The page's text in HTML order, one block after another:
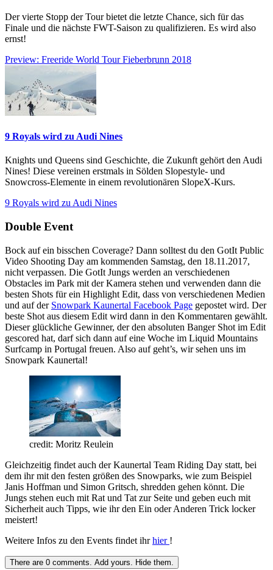
Der vierte Stopp der Tour bietet die letzte Chance, sich für das
Finale und die nächste FWT-Saison zu qualifizieren. Es wird also
ernst!
Preview: Freeride World Tour Fieberbrunn 2018
9 Royals wird zu Audi Nines
Knights und Queens sind Geschichte, die Zukunft gehört den Audi
Nines! Diese vereinen erstmals in Sölden Slopestyle- und
Snowcross-Elemente in einem revolutionären SlopeX-Kurs.
9 Royals wird zu Audi Nines
Double Event
Bock auf ein bisschen Coverage? Dann solltest du den GotIt Public
Video Shooting Day am kommenden Samstag, den 18.11.2017,
nicht verpassen. Die GotIt Jungs werden an verschiedenen
Obstacles im Park mit der Kamera stehen und verwenden dann die
besten Shots für ein Highlight Edit, dass von verschiedenen Medien
und auf der Snowpark Kaunertal Facebook Page gepostet wird. Der
beste Shot aus diesem Edit wird dann in den Kommentaren gewählt.
Dieser glückliche Gewinner, der den absoluten Banger Shot im Edit
gescored hat, darf sich dann auf eine Woche im Liquid Mountains
Surfcamp in Portugal freuen. Also auf geht’s, wir sehen uns im
Snowpark Kaunertal!
credit: Moritz Reulein
Gleichzeitig findet auch der Kaunertal Team Riding Day statt, bei
dem ihr mit den festen größen des Snowparks, wie zum Beispiel
Janis Hoffman und Simon Gritsch, shredden gehen könnt. Die
Jungs stehen euch mit Rat und Tat zur Seite und geben euch mit
Sicherheit auch Tipps, wie ihr den Ein oder Anderen Trick locker
meistert!
Weitere Infos zu den Events findet ihrhier !
There are 0 comments. Add yours. Hide them.